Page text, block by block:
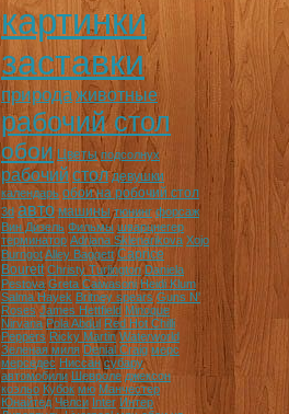
картинки
заставки
природаживотные
рабочий стол
обои Цветы подсолнух
рабочий стол девушки
календарь обои на робочий стол
3d авто машины тюнинг форсаж
Вин Дизель Фильмы шварцнегер
терминатор Adriana Sklenarikova Xojo
BurngotAlley Baggett Caprice
Bourett Christy Turlington Daniela
Pestova Greta Caiwasoni Heidi Klum
Salma Hayek Britney spears Guns N'
Roses James Hettfield Minoque
Nirvana Pola Abdul Red Hot Chilli
Peppers Ricky Martin Waterworld
Зеленая миля Denial Craig мерс
мерседес Ниссан субару
автомобили Шевроле джексон
коэльо Кубок мю Манчестер
Юнайтед Челси Inter Интер